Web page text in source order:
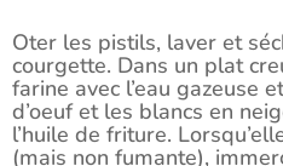
Oter les pistils, laver et
courgette. Dans un plat
farine avec l’eau gazeuse
d’oeuf et les blancs en
l’huile de friture.
(mais non fumante),